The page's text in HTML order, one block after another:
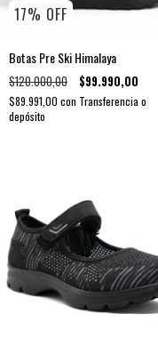
17% OFF
Botas Pre Ski Himalaya
$120.000,00 $99.990,00
$89.991,00 con Transferencia o
depósito